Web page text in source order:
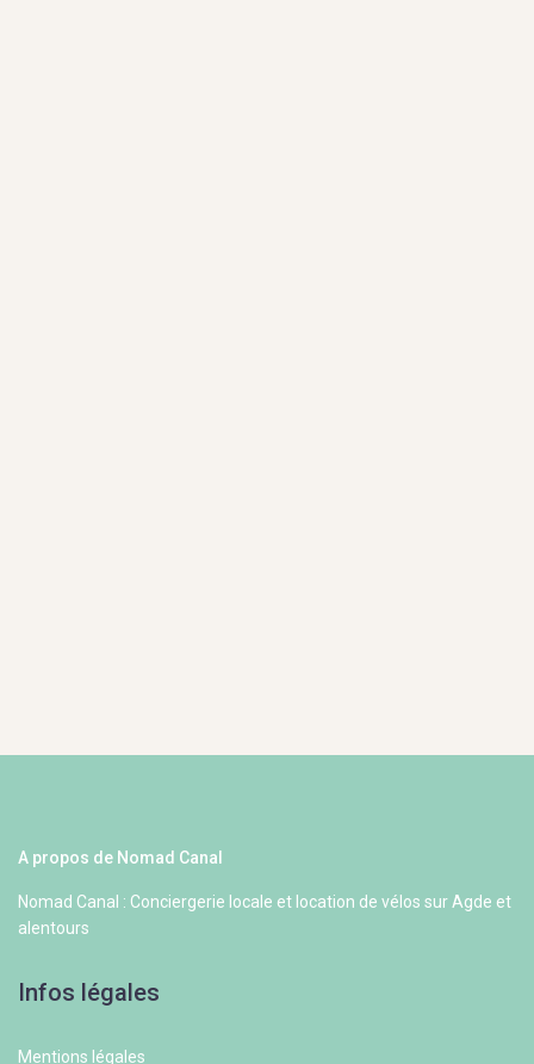
A propos de Nomad Canal
Nomad Canal : Conciergerie locale et location de vélos sur Agde et
alentours
Infos légales
Mentions légales